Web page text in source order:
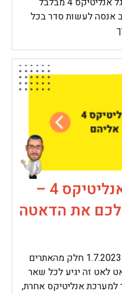
אנסה לעשות סדר בכל
גוגל סיגנלס בגוגל אנליטיקס 4 –
את הדאטה
יוניברסל אנליטיקס מת. סופית. ב-1.7.2023 חלק מהאתרים
לאט זה יגיע לכל שאר
אנליטיקס אחרת,